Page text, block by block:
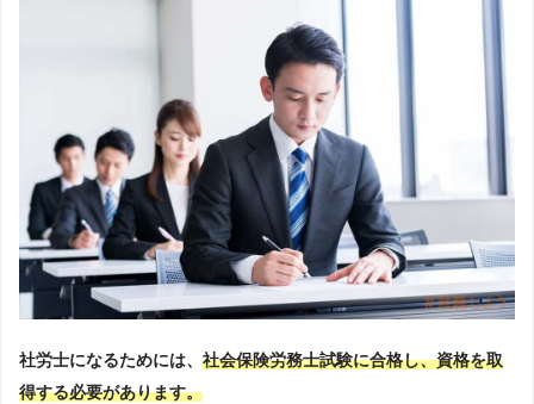
社労士になるためには、 社会保険労務士試験に合格し、資格を取
得する必要があります。